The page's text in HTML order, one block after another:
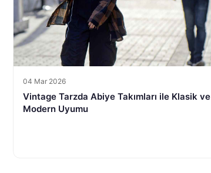
04 Mar 2026
Vintage Tarzda Abiye Takımları ile Klasik ve
Modern Uyumu